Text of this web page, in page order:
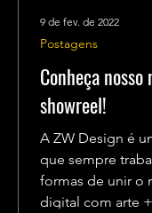
Conheça
showreel!
A ZW Design é
que sempre
formas de unir o mundo real e o
digital com arte
Postagens
9 de fev. de 2022